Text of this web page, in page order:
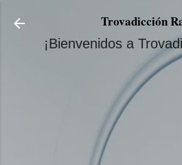
Ir al contenido
Trovadicción
¡Bienvenidos a